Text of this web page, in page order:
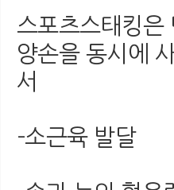
스포츠스태킹은
양손을 동시에
서
-소근육 발달